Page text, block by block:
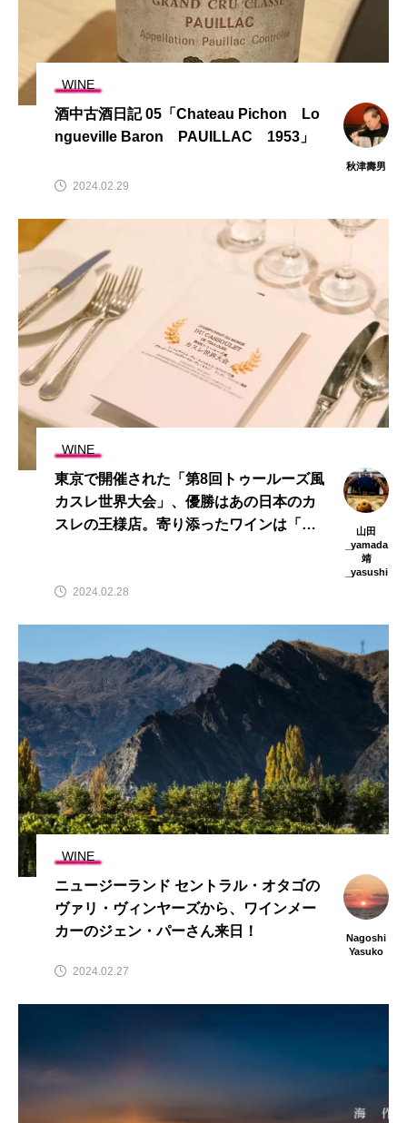
WINE
酒中古酒日記 05「Chateau Pichon Lo
ngueville Baron PAUILLAC 1953」
秋津壽男
2024.02.29
WINE
東京で開催された「第8回トゥールーズ風
カスレ世界大会」、優勝はあの日本のカ
スレの王様店。寄り添ったワインは「キ
山田
_yamada
靖
_yasushi
2024.02.28
WINE
ニュージーランド セントラル・オタゴの
ヴァリ・ヴィンヤーズから、ワインメー
カーのジェン・パーさん来日！
Nagoshi
Yasuko
2024.02.27